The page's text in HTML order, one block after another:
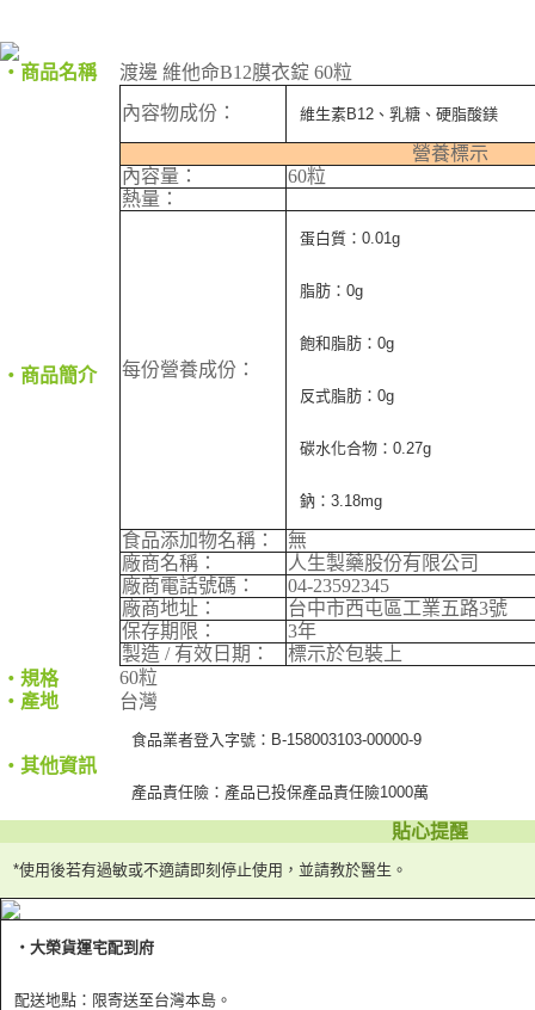
後付繳納相關費用。
是否繳費成功／繳費後需取消欲退款等相關疑問，請聯繫「AFTEE先享後付
１．透過由恩沛科技股份有限公司提供之「AFTEE先享後付」服務完成之交
４．使用「AFTEE先享後付」時，將依據個別帳號之用戶狀況，依本公司即
時審查核予不同之上限額度；若仍有額度不足之情形，本公司將視審查結果
５．嚴禁一人註冊多個帳號或使用他人資訊註冊。若發現惡意使用之情形，
恩沛科技股份有限公司將有權停止該用戶之使用額度並採取法律行動。
付款後門市自取
‧商品名稱 渡邊 維他命B12膜衣錠 60粒
‧商品簡介
內容物成份： 維生素B12、乳糖、硬脂酸鎂
營養標示
內容量：
60粒
熱量：
每份營養成份：
蛋白質：0.01g
脂肪：0g
飽和脂肪：0g
反式脂肪：0g
碳水化合物：0.27g
鈉：3.18mg
食品添加物名稱：
無
廠商名稱：
人生製藥股份有限公司
廠商電話號碼：
04-23592345
廠商地址：
台中市西屯區工業五路3號
保存期限：
3年
製造 / 有效日期：
標示於包裝上
‧規格
60粒
‧產地
台灣
‧其他資訊
食品業者登入字號：B-158003103-00000-9
產品責任險：產品已投保產品責任險1000萬
貼心提醒
*使用後若有過敏或不適請即刻停止使用，並請教於醫生。
‧大榮貨運宅配到府
配送地點：限寄送至台灣本島。